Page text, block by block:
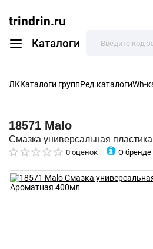
trindrin.ru
Каталоги
ЛККаталоги группРед.каталогиWh-
18571 Malo
Смазка универсальная
0 оценок О бренде